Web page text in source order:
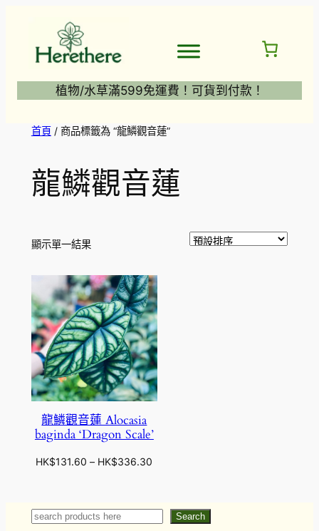
植物/水草滿599免運費！可貨到付款！
首頁/ 商品標籤為 “龍鱗觀音蓮”
龍鱗觀音蓮
顯示單一結果
龍鱗觀音蓮 Alocasia
baginda ‘Dragon Scale’
HK$131.60 – HK$336.30
圍
：
Search Search